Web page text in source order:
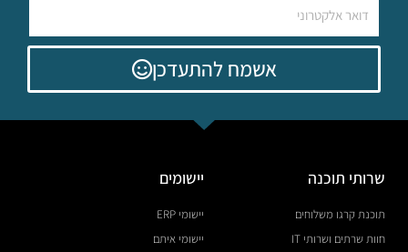
אשמח להתעדכן
שרותי תוכנה
תוכנת קרגו משלוחים
חוות שרתים ושרותי IT
יישומים
יישומי ERP
יישומי איתם